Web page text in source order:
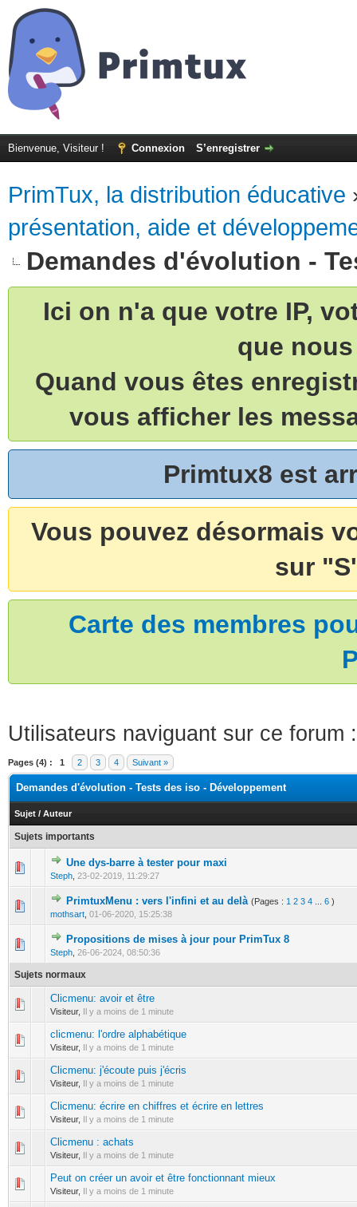
Bienvenue, Visiteur ! Connexion S’enregistrer
PrimTux, la distribution éducative
présentation, aide et
Demandes d'évolution -
Ici on n'a que votre IP,
que
Quand vous êtes
vous afficher les
Primtux8 est
Vous pouvez désormais
sur
Carte des membres
Utilisateurs naviguant sur ce forum
Pages (4) : 1 2 3 4 Suivant »
Demandes d'évolution - Tests des iso - Développement
Sujet / Auteur
Sujets importants
Une dys-barre à tester pour maxi
Steph 23-02-2019, 11:29:27
0 Votes - 0 sur 5 en moyenne
12 345
PrimtuxMenu : vers l'infini et au delà (Pages : 1 2 3 4 6 )
mothsart 01-06-2020, 15:25:38
0 Votes - 0 sur 5 en moyenne
1 2345
Propositions de mises à jour pour PrimTux 8
Steph 26-06-2024, 08:50:36
0 Votes - 0 sur 5 en moyenne
12 345
Sujets normaux
Clicmenu: avoir et être
Visiteur, Il y a moins de 1 minute
0 Votes - 0 sur 5 en moyenne
clicmenu: l'ordre alphabétique
Visiteur, Il y a moins de 1 minute
0 Votes - 0 sur 5 en moyenne
1234
Clicmenu: j'écoute puis j'écris
Visiteur, Il y a moins de 1 minute
0 Votes - 0 sur 5 en moyenne
1234
Clicmenu: écrire en chiffres et écrire en lettres
Visiteur, Il y a moins de 1 minute
0 Votes - 0 sur 5 en moyenne
12 34 5
Clicmenu : achats
Visiteur, Il y a moins de 1 minute
0 Votes - 0 sur 5 en moyenne
Peut on créer un avoir et être fonctionnant mieux
Visiteur, Il y a moins de 1 minute
0 Votes - 0 sur 5 en moyenne
12345